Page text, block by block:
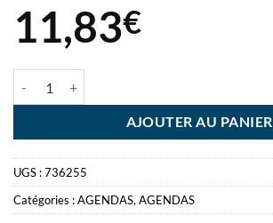
11,83€
AJOUTER AU PANIER
UGS :736255
Catégories :AGENDAS, AGENDAS